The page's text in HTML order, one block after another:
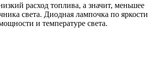
расход топлива, а значит, меньшее
света. Диодная лампочка по яркости
и температуре света.